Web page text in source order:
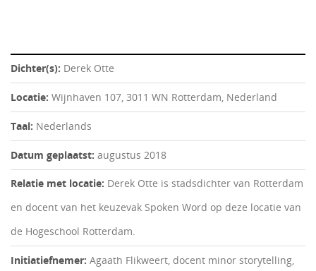
Dichter(s): Derek Otte
Locatie: Wijnhaven 107, 3011 WN Rotterdam, Nederland
Taal: Nederlands
Datum geplaatst: augustus 2018
Relatie met locatie: Derek Otte is stadsdichter van Rotterdam
en docent van het keuzevak Spoken Word op deze locatie van
de Hogeschool Rotterdam.
Initiatiefnemer: Agaath Flikweert, docent minor storytelling,